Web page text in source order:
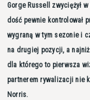
Gorge Russell zwyciężył
dość pewnie kontrolował
wygraną w tym sezonie i
na drugiej pozycji, a
dla którego to pierwsza
partnerem rywalizacji nie
Norris.